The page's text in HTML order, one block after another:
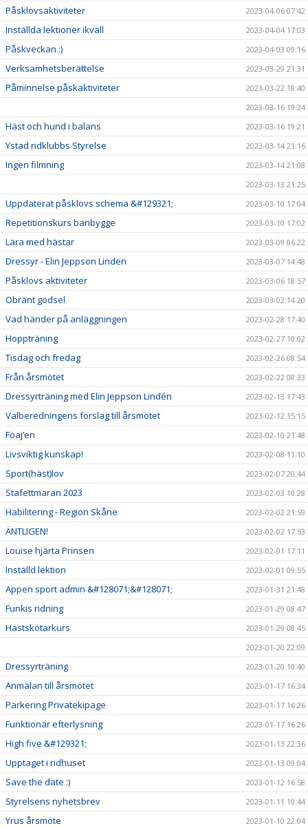
Påsklovsaktiviteter 2023-04-06 07:42
Inställda lektioner ikväll 2023-04-04 17:03
Påskveckan :) 2023-04-03 09:16
Verksamhetsberättelse 2023-03-29 21:31
Påminnelse påskaktiviteter
2023-03-22 18:40
2023-03-16 19:24
Häst och hund i balans 2023-03-16 19:21
Ystad ridklubbs Styrelse 2023-03-14 21:16
Ingen filmning
2023-03-14 21:08
2023-03-13 21:25
Uppdaterat påsklovs schema &#129321; 2023-03-10 17:04
Repetitionskurs banbygge 2023-03-10 17:02
Lära med hästar 2023-03-09 06:22
Dressyr - Elin Jeppson Linden 2023-03-07 14:48
Påsklovs aktiviteter 2023-03-06 18:57
Obränt gödsel 2023-03-02 14:20
Vad händer på anläggningen 2023-02-28 17:40
Hoppträning 2023-02-27 10:02
Tisdag och fredag 2023-02-26 08:54
Från årsmötet 2023-02-22 08:33
Dressyrträning med Elin Jeppson Lindén 2023-02-13 17:43
Valberedningens förslag till årsmötet 2023-02-12 15:15
Foaj’en 2023-02-10 21:48
Livsviktig kunskap! 2023-02-08 11:10
Sport(häst)lov 2023-02-07 20:44
Stafettmaran 2023 2023-02-03 10:28
Habilitering - Region Skåne 2023-02-02 21:59
ÄNTLIGEN! 2023-02-02 17:53
Louise hjärta Prinsen 2023-02-01 17:11
Inställd lektion 2023-02-01 09:55
Appen sport admin &#128071;&#128071; 2023-01-31 21:48
Funkis ridning 2023-01-29 08:47
Hästskötarkurs
2023-01-29 08:45
2023-01-20 22:09
Dressyrträning 2023-01-20 10:40
Anmälan till årsmötet 2023-01-17 16:34
Parkering Privatekipage 2023-01-17 16:26
Funktionär efterlysning 2023-01-17 16:26
High five &#129321; 2023-01-13 22:36
Upptaget i ridhuset 2023-01-13 09:04
Save the date :) 2023-01-12 16:58
Styrelsens nyhetsbrev 2023-01-11 10:44
Yrus årsmöte 2023-01-10 22:04